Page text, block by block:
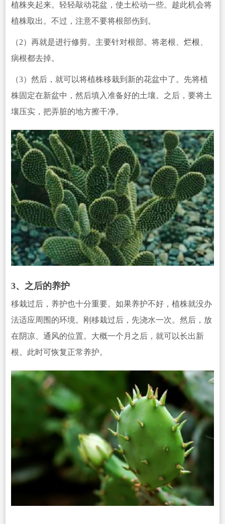
植株夹起来。轻轻敲动花盆，使土松动一些。趁此机会将
植株取出。不过，注意不要将根部伤到。
（2）再就是进行修剪。主要针对根部。将老根、 烂根
病根都去掉。
（3）然后，就可以将植株移栽到新的花盆中了 。先将植
株固定在新盆中，然后填入准备好的土壤。之后，要将土
壤压实，把弄脏的地方擦干净。
3、之后的养护
移栽过后，养护也十分重要。如果养护不好，植株就没办
法适应周围的环境。刚移栽过后，先浇水一次。然后，放
在阴凉、通风的位置。大概一个月之后，就可以长出新
根。此时可恢复正常养护。